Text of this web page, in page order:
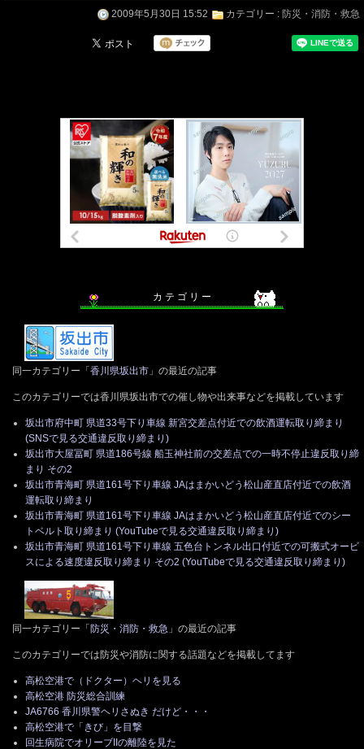
2009年5月30日 15:52 カテゴリー : 防災・消防・救急
カ テ ゴ リ ー
同一カテゴリー「香川県坂出市 」の最近の記事
このカテゴリーでは香川県坂出市での催し物や出来事などを掲載しています
坂出市府中町 県道33号下り車線 新宮交差点付近での飲酒運転取り締まり
(SNSで見る交通違反取り締まり)
坂出市大屋冨町 県道186号線 船玉神社前の交差点での一時不停止違反取り締
まり その2
坂出市青海町 県道161号下り車線 JAはまかいどう松山産直店付近での飲酒
運転取り締まり
坂出市青海町 県道161号下り車線 JAはまかいどう松山産直店付近でのシー
トベルト取り締まり (YouTubeで見る交通違反取り締まり)
坂出市青海町 県道161号下り車線 五色台トンネル出口付近での可搬式オービ
スによる速度違反取り締まり その2 (YouTubeで見る交通違反取り締まり)
同一カテゴリー「防災・消防・救急 」の最近の記事
このカテゴリーでは防災や消防に関する話題などを掲載してます
高松空港で（ドクター）ヘリを見る
高松空港 防災総合訓練
JA6766 香川県警ヘリさぬき だけど・・・
高松空港で「きび」を目撃
回生病院でオリーブIIの離陸を見た